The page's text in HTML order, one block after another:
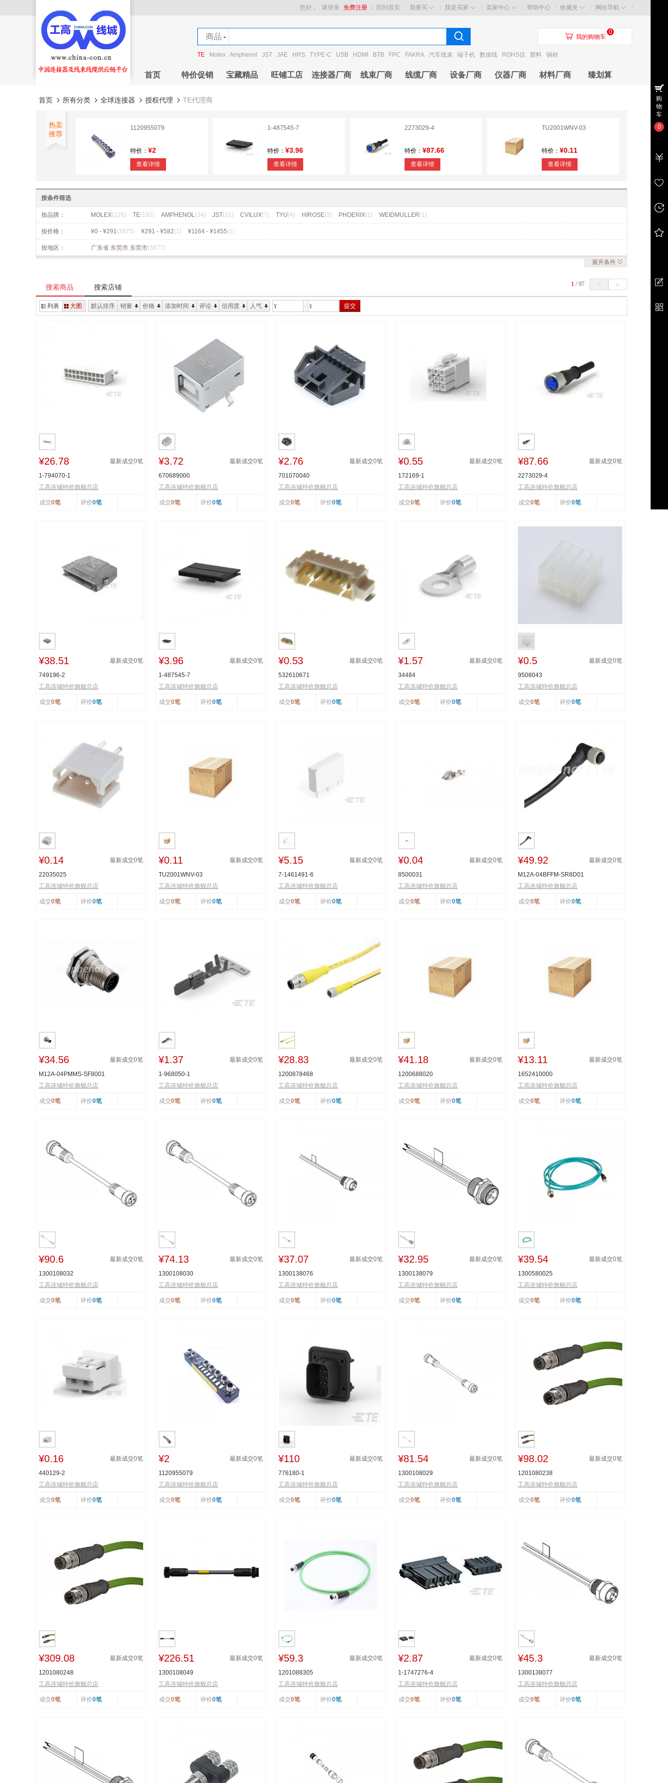
回到首页 我要买 我是买家 卖家中心 帮助中心 收藏夹 网站导航
您好， 请登录 免费注册
商品
店铺
TE Molex Amphenol JST JAE HRS TYPE-C USB HDMI BTB FPC FAKRA 汽车线束 端子机 数据线 ROHS仪 塑料 铜材
󰃦 我的购物车
0
首页 特价促销 宝藏精品 旺铺工店 连接器厂商 线束厂商 线缆厂商 设备厂商 仪器厂商 材料厂商 臻划算
首页 所有分类 全球连接器 授权代理 TE代理商
热卖
推荐
1120955079
特价： ¥2
查看详情
1-487545-7
特价： ¥3.96
查看详情
2273029-4
特价： ¥87.66
查看详情
TU2001WNV-03
特价： ¥0.11
查看详情
特价：¥0.04
查看详情
按条件筛选
按品牌： MOLEX(226) TE(192) AMPHENOL(34) JST(21) CVILUX(7) TYU(4) HIROSE(3) PHOENIX(1) WEIDMULLER(1)
按价格： ¥0 - ¥291(3875) ¥291 - ¥582(1) ¥1164 - ¥1455(1)
按地区： 广东省 东莞市 东莞市(3877)
展开条件
搜索商品 搜索店铺 1 / 97 < >
列表 大图 默认排序 销量 价格 添加时间 评论 信用度 人气 ¥ ¥ 提交
¥26.78 最新成交0笔
1-794070-1
工高连城特价旗舰总店
成交0笔 评价0笔
¥3.72 最新成交0笔
670689000
工高连城特价旗舰总店
成交0笔 评价0笔
¥2.76 最新成交0笔
701070040
工高连城特价旗舰总店
成交0笔 评价0笔
¥0.55 最新成交0笔
172169-1
工高连城特价旗舰总店
成交0笔 评价0笔
¥87.66 最新成交0笔
2273029-4
工高连城特价旗舰总店
成交0笔 评价0笔
¥38.51 最新成交0笔
749196-2
工高连城特价旗舰总店
成交0笔 评价0笔
¥3.96 最新成交0笔
1-487545-7
工高连城特价旗舰总店
成交0笔 评价0笔
¥0.53 最新成交0笔
532610671
工高连城特价旗舰总店
成交0笔 评价0笔
¥1.57 最新成交0笔
34484
工高连城特价旗舰总店
成交0笔 评价0笔
¥0.5 最新成交0笔
9508043
工高连城特价旗舰总店
成交0笔 评价0笔
¥0.14 最新成交0笔
22035025
工高连城特价旗舰总店
成交0笔 评价0笔
¥0.11 最新成交0笔
TU2001WNV-03
工高连城特价旗舰总店
成交0笔 评价0笔
¥5.15 最新成交0笔
7-1461491-6
工高连城特价旗舰总店
成交0笔 评价0笔
¥0.04 最新成交0笔
8500031
工高连城特价旗舰总店
成交0笔 评价0笔
¥49.92 最新成交0笔
M12A-04BFFM-SR8D01
工高连城特价旗舰总店
成交0笔 评价0笔
¥34.56 最新成交0笔
M12A-04PMMS-SF8001
工高连城特价旗舰总店
成交0笔 评价0笔
¥1.37 最新成交0笔
1-968050-1
工高连城特价旗舰总店
成交0笔 评价0笔
¥28.83 最新成交0笔
1200878468
工高连城特价旗舰总店
成交0笔 评价0笔
¥41.18 最新成交0笔
1200688020
工高连城特价旗舰总店
成交0笔 评价0笔
¥13.11 最新成交0笔
1652410000
工高连城特价旗舰总店
成交0笔 评价0笔
¥90.6 最新成交0笔
1300108032
工高连城特价旗舰总店
成交0笔 评价0笔
¥74.13 最新成交0笔
1300108030
工高连城特价旗舰总店
成交0笔 评价0笔
¥37.07 最新成交0笔
1300138076
工高连城特价旗舰总店
成交0笔 评价0笔
¥32.95 最新成交0笔
1300138079
工高连城特价旗舰总店
成交0笔 评价0笔
¥39.54 最新成交0笔
1300580025
工高连城特价旗舰总店
成交0笔 评价0笔
¥0.16 最新成交0笔
440129-2
工高连城特价旗舰总店
成交0笔 评价0笔
¥2 最新成交0笔
1120955079
工高连城特价旗舰总店
成交0笔 评价0笔
¥110 最新成交0笔
776180-1
工高连城特价旗舰总店
成交0笔 评价0笔
¥81.54 最新成交0笔
1300108029
工高连城特价旗舰总店
成交0笔 评价0笔
¥98.02 最新成交0笔
1201080238
工高连城特价旗舰总店
成交0笔 评价0笔
¥309.08 最新成交0笔
1201080248
工高连城特价旗舰总店
成交0笔 评价0笔
¥226.51 最新成交0笔
1300108049
工高连城特价旗舰总店
成交0笔 评价0笔
¥59.3 最新成交0笔
1201088305
工高连城特价旗舰总店
成交0笔 评价0笔
¥2.87 最新成交0笔
1-1747276-4
工高连城特价旗舰总店
成交0笔 评价0笔
¥45.3 最新成交0笔
1300138077
工高连城特价旗舰总店
成交0笔 评价0笔
购
物
车
0